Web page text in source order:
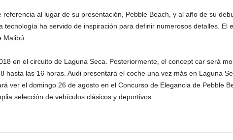
al lugar de su presentación, Pebble Beach, y al año de su
ha servido de inspiración para definir numerosos detalles. El
Malibú.
en el circuito de Laguna Seca. Posteriormente, el concept car será
hasta las 16 horas. Audi presentará el coche una vez más en Laguna
ver el domingo 26 de agosto en el Concurso de Elegancia de Pebble
selección de vehículos clásicos y deportivos.